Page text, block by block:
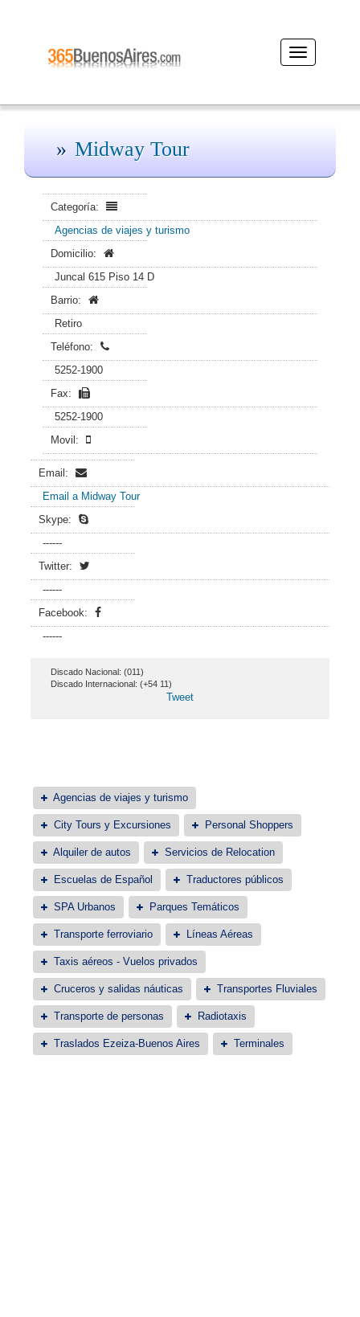
Desplegar
navegación
Midway Tour
Categoría:
Agencias de viajes y turismo
Domicilio:
Juncal 615 Piso 14 D
Barrio:
Retiro
Teléfono:
5252-1900
Fax:
5252-1900
Movil:
Email:
Email a Midway Tour
Skype:
------
Twitter:
------
Facebook:
------
Discado Nacional: (011)
Discado Internacional: (+54 11)
Tweet
Agencias de viajes y turismo
City Tours y Excursiones Personal Shoppers
Alquiler de autos Servicios de Relocation
Escuelas de Español Traductores públicos
SPA Urbanos Parques Temáticos
Transporte ferroviario Líneas Aéreas
Taxis aéreos - Vuelos privados
Cruceros y salidas náuticas Transportes Fluviales
Transporte de personas Radiotaxis
Traslados Ezeiza-Buenos Aires Terminales